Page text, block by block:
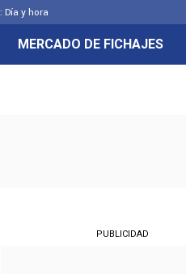
Día y hora
MERCADO DE FICHAJES
PUBLICIDAD